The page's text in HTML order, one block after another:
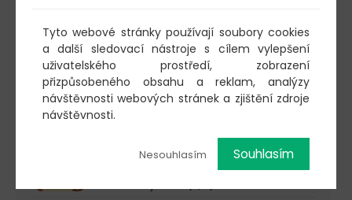
603 805 271
pondělí-čtvrtek: 10:00-16:00
05.08.2026
Poklad ve Stříbrném jezeře – 65. U
Tyto webové stránky používají soubory cookies
a další sledovací nástroje s cílem vylepšení
uživatelského prostředí, zobrazení
přizpůsobeného obsahu a reklam, analýzy
návštěvnosti webových stránek a zjištění zdroje
návštěvnosti.
Nesouhlasím Souhlasím